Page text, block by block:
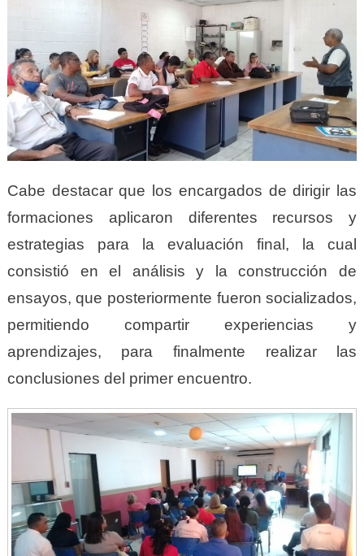
Cabe destacar que los encargados de dirigir las
formaciones aplicaron diferentes recursos y
estrategias para la evaluación final, la cual
consistió en el análisis y la construcción de
ensayos, que posteriormente fueron socializados,
permitiendo compartir experiencias y
aprendizajes, para finalmente realizar las
conclusiones del primer encuentro.